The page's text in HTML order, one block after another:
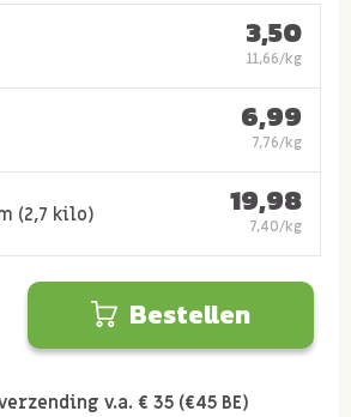
3,50
11,66/kg
6,99
7,76/kg
(2,7 kilo) 19,98
7,40/kg
Bestellen
v.a. € 35 (€45 BE)